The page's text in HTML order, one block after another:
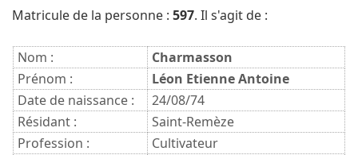
Matricule de la personne : 597. Il s'agit de :
Nom :
Charmasson
Prénom :
Léon Etienne Antoine
Date de naissance :
24/08/74
Résidant :
Saint-Remèze
Profession :
Cultivateur